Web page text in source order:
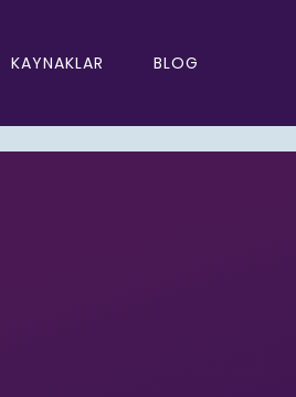
KAYNAKLAR BLOG